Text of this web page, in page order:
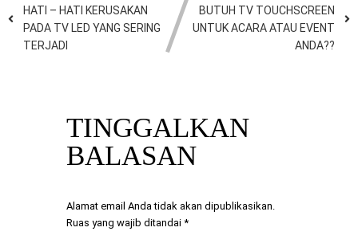
HATI – HATI KERUSAKAN
PADA TV LED YANG SERING
TERJADI
BUTUH TV TOUCHSCREEN
UNTUK ACARA ATAU EVENT
ANDA??
TINGGALKAN
BALASAN
Alamat email Anda tidak akan dipublikasikan.
Ruas yang wajib ditandai *